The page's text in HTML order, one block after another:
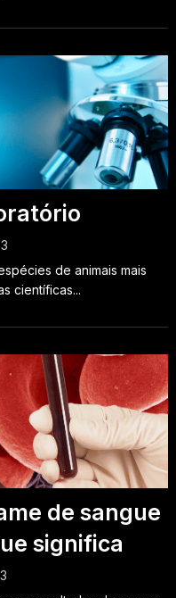
de animais mais
científicas...
de sangue
significa